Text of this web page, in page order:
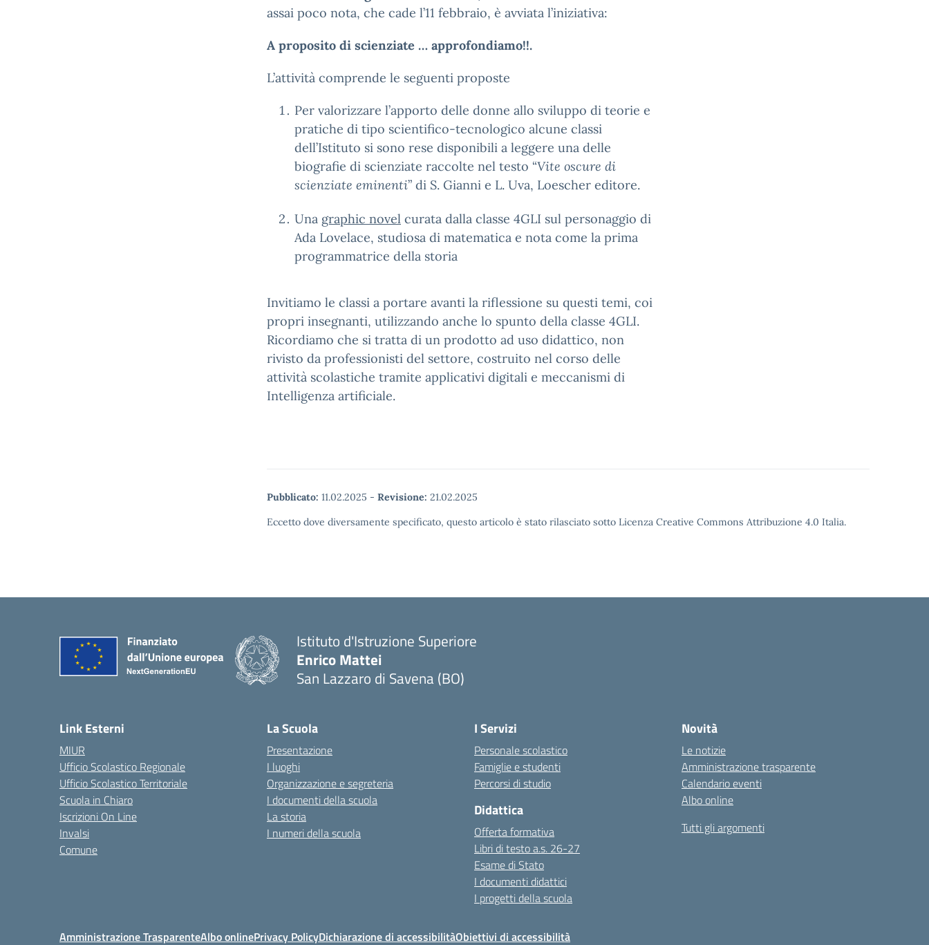
assai poco nota, che cade l’11 febbraio, è avviata l’iniziativa:
A proposito di scienziate … approfondiamo!!.
L’attività comprende le seguenti proposte
Per valorizzare l’apporto delle donne allo sviluppo di teorie e
pratiche di tipo scientifico-tecnologico alcune classi
dell’Istituto si sono rese disponibili a leggere una delle
biografie di scienziate raccolte nel testo “Vite oscure di
scienziate eminenti” di S. Gianni e L. Uva, Loescher editore.
Una graphic novel curata dalla classe 4GLI sul personaggio di
Ada Lovelace, studiosa di matematica e nota come la prima
programmatrice della storia
Invitiamo le classi a portare avanti la riflessione su questi temi, coi
propri insegnanti, utilizzando anche lo spunto della classe 4GLI.
Ricordiamo che si tratta di un prodotto ad uso didattico, non
rivisto da professionisti del settore, costruito nel corso delle
attività scolastiche tramite applicativi digitali e meccanismi di
Intelligenza artificiale.
Pubblicato: 11.02.2025 - Revisione: 21.02.2025
Eccetto dove diversamente specificato, questo articolo è stato rilasciato sotto Licenza Creative Commons Attribuzione 4.0 Italia.
Istituto d'Istruzione Superiore
Enrico Mattei
San Lazzaro di Savena (BO)
Link Esterni
MIUR
Ufficio Scolastico Regionale
Ufficio Scolastico Territoriale
Scuola in Chiaro
Iscrizioni On Line
Invalsi
Comune
La Scuola
Presentazione
I luoghi
Organizzazione e segreteria
I documenti della scuola
La storia
I numeri della scuola
I Servizi
Personale scolastico
Famiglie e studenti
Percorsi di studio
Didattica
Offerta formativa
Libri di testo a.s. 26-27
Esame di Stato
I documenti didattici
I progetti della scuola
Novità
Le notizie
Amministrazione trasparente
Calendario eventi
Albo online
Tutti gli argomenti
Amministrazione TrasparenteAlbo onlinePrivacy PolicyDichiarazione di accessibilitàObiettivi di accessibilità